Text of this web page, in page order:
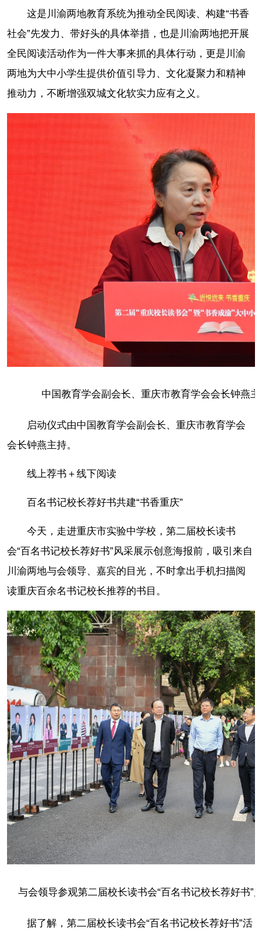
这是川渝两地教育系统为推动全民阅读、构建“书香
社会”先发力、带好头的具体举措，也是川渝两地把开展
全民阅读活动作为一件大事来抓的具体行动，更是川渝
两地为大中小学生提供价值引导力、文化凝聚力和精神
推动力，不断增强双城文化软实力应有之义。
中国教育学会副会长、重庆市教育学会会长钟燕
启动仪式由中国教育学会副会长、重庆市教育学会
会长钟燕主持。
线上荐书＋线下阅读
百名书记校长荐好书共建“书香重庆”
今天，走进重庆市实验中学校，第二届校长读书
会“百名书记校长荐好书”风采展示创意海报前，吸引来自
川渝两地与会领导、嘉宾的目光，不时拿出手机扫描阅
读重庆百余名书记校长推荐的书目。
与会领导参观第二届校长读书会“百名书记校长荐好书”
据了解，第二届校长读书会“百名书记校长荐好书”活